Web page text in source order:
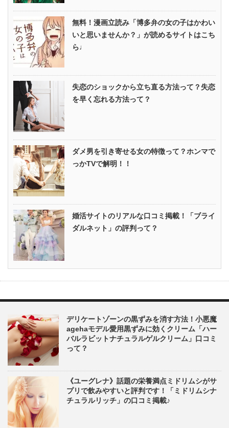
無料！漫画立読み「博多弁の女の子はかわい
いと思いませんか？」が読めるサイトはこち
ら♩
失恋のショックから立ち直る方法って？失恋
を早く忘れる方法って？
ダメ男を引き寄せる女の特徴って？ホンマで
っかTVで解明！！
婚活サイトのリアルな口コミ掲載！「ブライ
ダルネット」の評判って？
デリケートゾーンの黒ずみを消す方法！小悪魔
agehaモデル愛用黒ずみに効くクリーム「ハー
バルラビットナチュラルゲルクリーム」口コミ
って？
《ユーグレナ》話題の栄養満点ミドリムシがサ
プリで飲みやすいと評判です！「ミドリムシナ
チュラルリッチ」の口コミ掲載♪